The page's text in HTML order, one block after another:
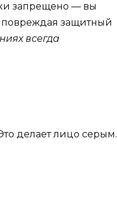
запрещено — вы
повреждая защитный
всегда
делает лицо серым.